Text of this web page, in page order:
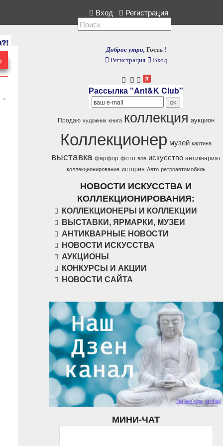
Вход Регистрация
»
Доброе утро, Гость !
Регистрация
Вход
Рассылка "Ant&K Club"
Продаю художник книга коллекция аукцион
Коллекционер музей картина
выставка фарфор фото вов искусство антиквариат
коллекционирование история Авто ретроавтомобиль
НОВОСТИ ИСКУССТВА И
КОЛЛЕКЦИОНИРОВАНИЯ:
КОЛЛЕКЦИОНЕРЫ И КОЛЛЕКЦИИ
ВЫСТАВКИ, ЯРМАРКИ, МУЗЕИ
АНТИКВАРНЫЕ НОВОСТИ
НОВОСТИ ИСКУССТВА
АУКЦИОНЫ
КОНКУРСЫ И АКЦИИ
НОВОСТИ САЙТА
МИНИ-ЧАТ